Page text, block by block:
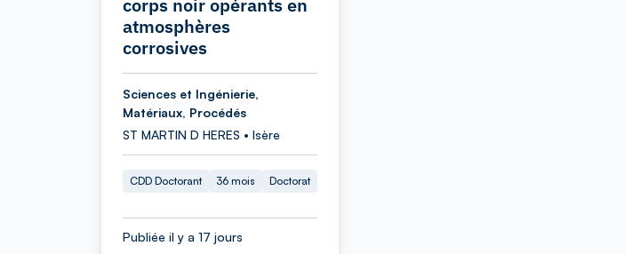
corps noir opérants en
atmosphères
corrosives
Sciences et Ingénierie,
Matériaux, Procédés
ST MARTIN D HERES • Isère
CDD Doctorant 36 mois Doctorat
Publiée il y a 17 jours